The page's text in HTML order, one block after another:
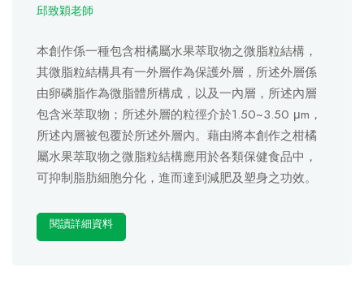
邱致穎老師
本創作係一種包含柑橘屬水果萃取物之微脂粒結構，
其微脂粒結構具有一外層作為保護外層，所述外層係
由卵磷脂作為微脂體所構成，以及一內層，所述內層
包含米萃取物；所述外層的粒徑介於1.50~3.50 μm，
所述內層被包覆於所述外層內。藉由將本創作之柑橘
屬水果萃取物之微脂粒結構應用於各類保健食品中，
可抑制脂肪細胞分化，進而達到減肥及塑身之功效。
閱讀詳細資料